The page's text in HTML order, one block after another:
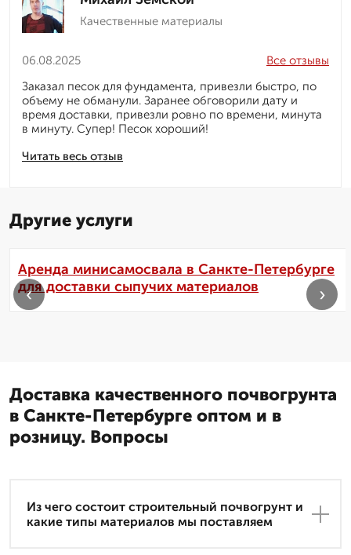
Качественные материалы
06.08.2025
Читать весь отзыв
Все отзывы
Заказал песок для фундамента, привезли быстро, по
объему не обманули. Заранее обговорили дату и
время доставки, привезли ровно по времени, минута
в минуту. Супер! Песок хороший!
Другие услуги
Аренда минисамосвала в Санкте-Петербурге
для доставки сыпучих материалов
‹ ›
Доставка качественного почвогрунта
в Санкте-Петербурге оптом и в
розницу. Вопросы
Из чего состоит строительный почвогрунт и
какие типы материалов мы поставляем